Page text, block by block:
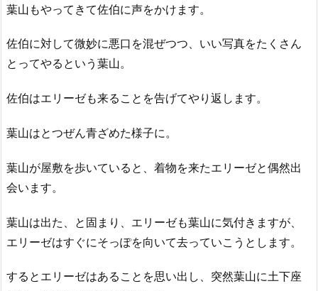
葉山もやってきて佐伯に声をかけます。
佐伯に対して微妙に悪口を混ぜつつ、いい写真をたくさん
とってやるという葉山。
佐伯はエリーゼも来ることを告げてやり返します。
葉山はとつぜん青ざめた様子に。
葉山が屋敷を歩いていると、着物を来たエリーゼと偶然出
会います。
葉山は出た、と固まり、エリーゼも葉山に気付きますが、
エリーゼはすぐにそっぽを向いて去っていこうとします。
するとエリーゼはあることを思い出し、突然葉山に土下座